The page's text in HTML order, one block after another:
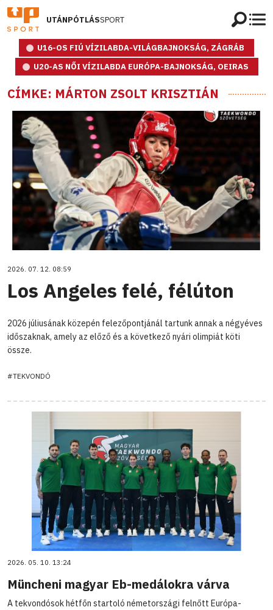
UTÁNPÓTLÁSSPORT
U16-OS FIÚ VÍZILABDA-VILÁGBAJNOKSÁG, ZÁGRÁB
U20-AS NŐI VÍZILABDA EURÓPA-BAJNOKSÁG, OEIRAS
CÍMKE: MÁRTON ZSOLT KRISZTIÁN
2026. 07. 12. 08:59
Los Angeles felé, félúton
2026 júliusának közepén felezőpontjánál tartunk annak a négyéves
időszaknak, amely az előző és a következő nyári olimpiát köti
össze.
#TEKVONDÓ
2026. 05. 10. 13:24
Müncheni magyar Eb-medálokra várva
A tekvondósok hétfőn startoló németországi felnőtt Európa-